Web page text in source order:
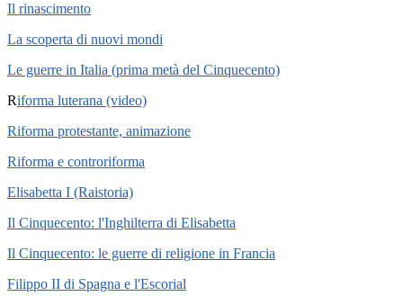
Il rinascimento
La scoperta di nuovi mondi
Le guerre in Italia (prima metà del Cinquecento)
Riforma luterana (video)
Riforma protestante, animazione
Riforma e controriforma
Elisabetta I (Raistoria)
Il Cinquecento: l'Inghilterra di Elisabetta
Il Cinquecento: le guerre di religione in Francia
Filippo II di Spagna e l'Escorial